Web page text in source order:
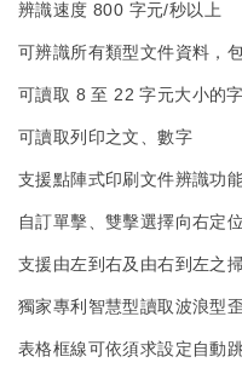
辨識速度 800 字元/秒以上
可辨識所有類型文件資料，
可讀取 8 至 22 字元大小的
可讀取列印之文、數字
支援點陣式印刷文件辨識功
自訂單擊、雙擊選擇向右定
支援由左到右及由右到左之
獨家專利智慧型讀取波浪型
表格框線可依須求設定自動